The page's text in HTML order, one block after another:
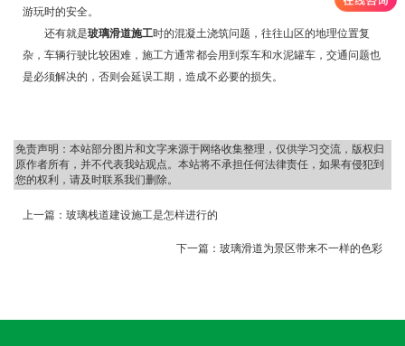
游玩时的安全。
还有就是玻璃滑道施工时的混凝土浇筑问题，往往山区的地理位置复
杂，车辆行驶比较困难，施工方通常都会用到泵车和水泥罐车，交通问题也
是必须解决的，否则会延误工期，造成不必要的损失。
免责声明：本站部分图片和文字来源于网络收集整理，仅供学习交流，版权归
原作者所有，并不代表我站观点。本站将不承担任何法律责任，如果有侵犯到
您的权利，请及时联系我们删除。
上一篇： 玻璃栈道建设施工是怎样进行的
下一篇： 玻璃滑道为景区带来不一样的色彩